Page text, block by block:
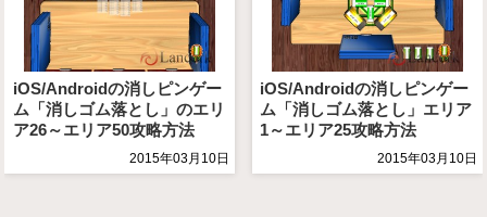
iOS/Androidの消しピンゲー
ム「消しゴム落とし」のエリ
ア26～エリア50攻略方法
2015年03月10日
iOS/Androidの消しピンゲー
ム「消しゴム落とし」エリア
1～エリア25攻略方法
2015年03月10日